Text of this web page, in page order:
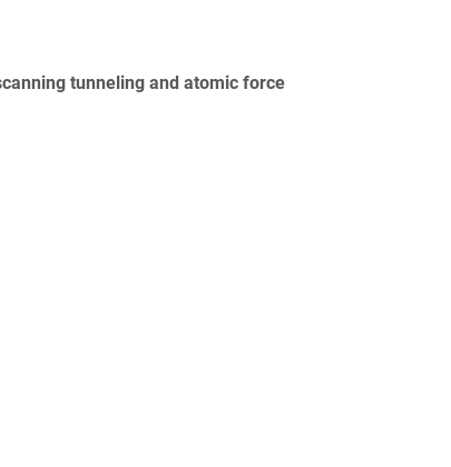
tunneling and atomic force